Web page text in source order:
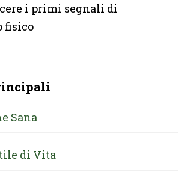
i primi segnali di
fisico
Sana
di Vita